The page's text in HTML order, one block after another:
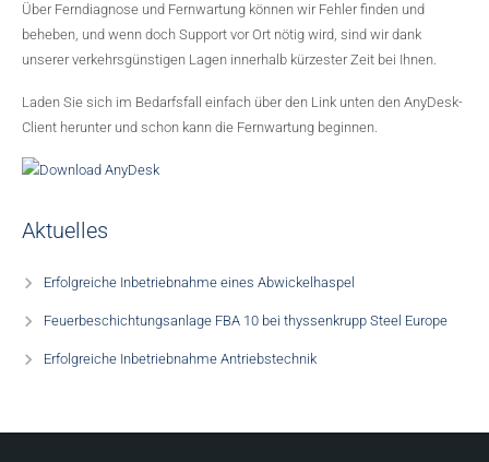
Über Ferndiagnose und Fernwartung können wir Fehler finden und
beheben, und wenn doch Support vor Ort nötig wird, sind wir dank
unserer verkehrsgünstigen Lagen innerhalb kürzester Zeit bei Ihnen.
Laden Sie sich im Bedarfsfall einfach über den Link unten den AnyDesk-
Client herunter und schon kann die Fernwartung beginnen.
Aktuelles
Erfolgreiche Inbetriebnahme eines Abwickelhaspel
Feuerbeschichtungsanlage FBA 10 bei thyssenkrupp Steel Europe
Erfolgreiche Inbetriebnahme Antriebstechnik